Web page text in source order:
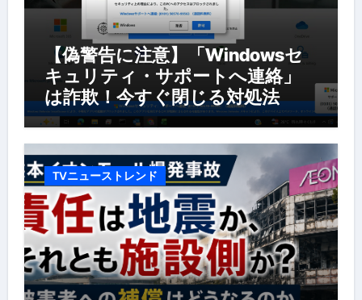
【偽警告に注意】「Windowsセ
キュリティ・サポートへ連絡」
は詐欺！今すぐ閉じる対処法
TVニューストレンド